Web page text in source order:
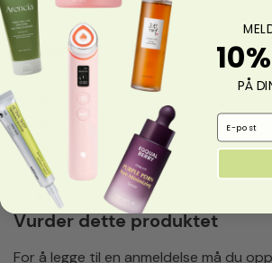
0.0 fra 0 vurderinger
5.0
4.0
3.0★
2.0★
★
Vurder dette produktet
For å legge til en anmeldelse må du
PÅ
Email